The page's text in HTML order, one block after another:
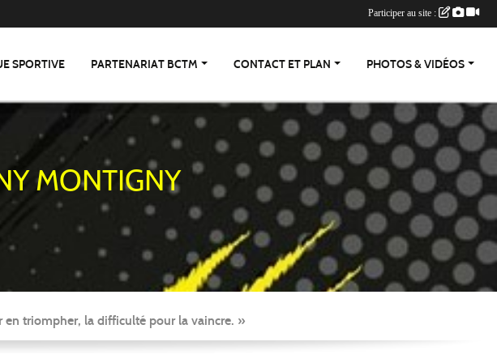
SPORTIVE PARTENARIAT BCTM CONTACT ET PLAN PHOTOS & VIDÉOS
MONTIGNY
triompher, la difficulté pour la vaincre. »
Participer au site :